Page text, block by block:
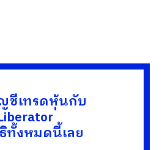
ชีเทรดหุ้นกับ
ทั้งหมดนี้เลย